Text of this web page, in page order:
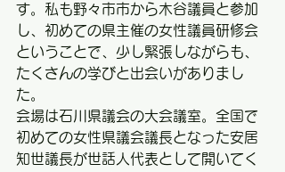
す。私も野々市市から木谷議員と参加
し、初めての県主催の女性議員研修会
ということで、少し緊張しながらも、
たくさんの学びと出会いがありまし
た。
会場は石川県議会の大会議室。全国で
初めての女性県議会議長となった安居
知世議長が世話人代表として開いてく